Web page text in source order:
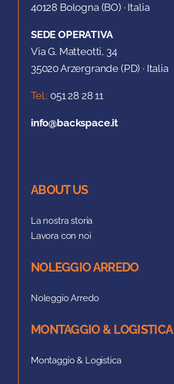
40128 Bologna (BO) · Italia
SEDE OPERATIVA
Via G. Matteotti, 34
35020 Arzergrande (PD) · Italia
Tel.: 051 28 28 11
info@backspace.it
ABOUT US
La nostra storia
Lavora con noi
NOLEGGIO ARREDO
Noleggio Arredo
MONTAGGIO & LOGISTICA
Montaggio & Logistica